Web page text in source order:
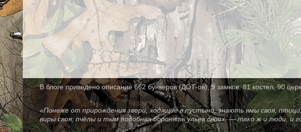
В блоге приведено описание 662 бункеров (ДОТ-ов), 9 замков, 81 костел, 90
«Понеже от прирождения звери, ходящие в пустыни, знають ямы своя,
виры своя; пчёлы и тым подобная боронять ульев своих, — тако ж и люди, и